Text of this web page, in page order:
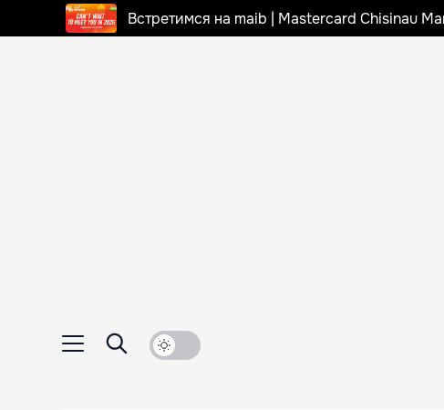
Встретимся на maib | Mastercard Chisinau